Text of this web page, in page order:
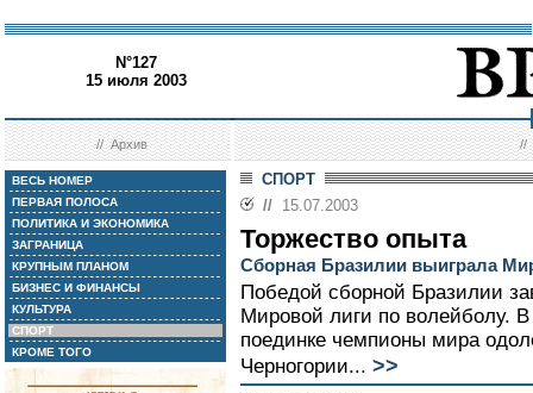
N°127
15 июля 2003
//Архив //
ВЕСЬ НОМЕР
ПЕРВАЯ ПОЛОСА
ПОЛИТИКА И ЭКОНОМИКА
ЗАГРАНИЦА
КРУПНЫМ ПЛАНОМ
БИЗНЕС И ФИНАНСЫ
КУЛЬТУРА
СПОРТ
КРОМЕ ТОГО
СПОРТ
// 15.07.2003
Торжество опыта
Сборная Бразилии выиграла
Победой сборной Бразилии
Мировой лиги по волейболу.
поединке чемпионы мира
Черногории... >>